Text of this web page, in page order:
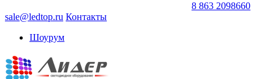
8 863 2098660
sale@ledtop.ru Контакты
Шоурум